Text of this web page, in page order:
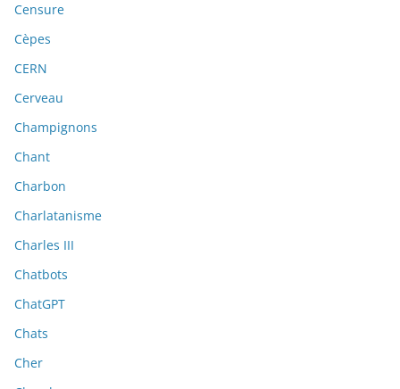
Censure
Cèpes
CERN
Cerveau
Champignons
Chant
Charbon
Charlatanisme
Charles III
Chatbots
ChatGPT
Chats
Cher